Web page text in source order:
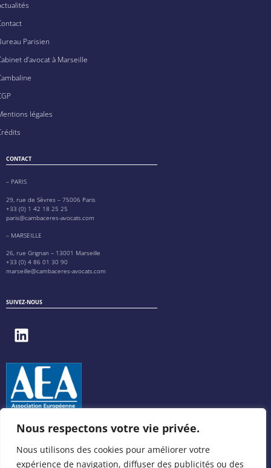
Nous respectons votre vie privée.
Nous utilisons des cookies pour améliorer votre
expérience de navigation, diffuser des publicités ou des
Parisien
d’avocat à Marseille
légales
CONTACT
– PARIS
29, rue de Sèvres – 75006 Paris
+33 (0) 1 42 18 25 25
paris@cambaceres-avocats.com
– MARSEILLE
26, rue Grignan – 13001 Marseille
+33 (0) 4 86 01 30 90
marseille@cambaceres-avocats.com
SUIVEZ-NOUS